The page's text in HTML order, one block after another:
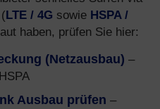
LTE / 4G sowie HSPA /
haben, prüfen Sie hier:
(Netzausbau) –
Ausbau prüfen –